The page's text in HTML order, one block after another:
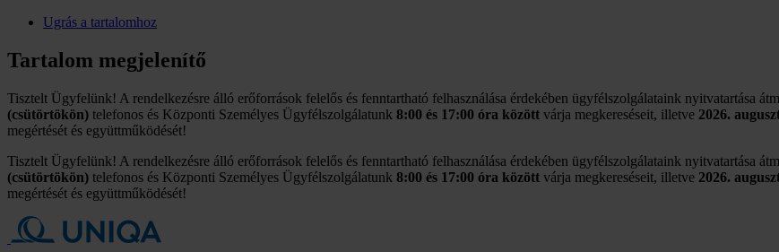
Ugrás a tartalomhoz
Tartalom megjelenítő
Tisztelt Ügyfelünk! A rendelkezésre álló erőforrások felelős és fenntartható felhasználása érdekében ügyfélszolgálataink nyitvatartása
(csütörtökön) telefonos és Központi Személyes Ügyfélszolgálatunk 8:00 és 17:00 óra között várja megkereséseit, illetve 2026.
megértését és együttműködését!
Tisztelt Ügyfelünk! A rendelkezésre álló erőforrások felelős és fenntartható felhasználása érdekében ügyfélszolgálataink nyitvatartása
(csütörtökön) telefonos és Központi Személyes Ügyfélszolgálatunk 8:00 és 17:00 óra között várja megkereséseit, illetve 2026.
megértését és együttműködését!